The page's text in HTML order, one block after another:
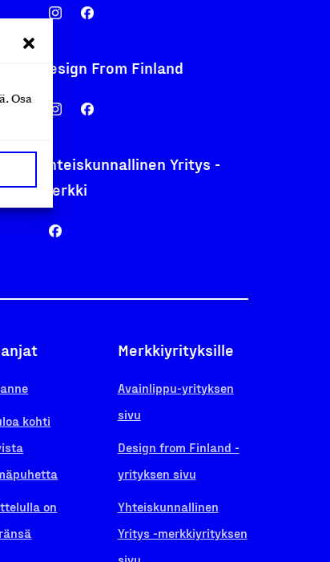
Osa
Design From Finland
Yhteiskunnallinen Yritys -
merkki
kohti
on
Merkkiyrityksille
Avainlippu-yrityksen
sivu
Design from Finland -
yrityksen sivu
Yhteiskunnallinen
Yritys -merkkiyrityksen